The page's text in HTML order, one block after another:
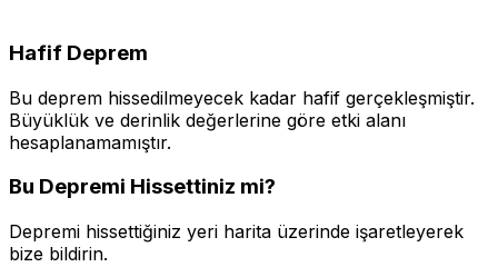
Hafif Deprem
Bu deprem hissedilmeyecek kadar hafif gerçekleşmiştir.
Büyüklük ve derinlik değerlerine göre etki alanı
hesaplanamamıştır.
Bu Depremi Hissettiniz mi?
Depremi hissettiğiniz yeri harita üzerinde işaretleyerek
bize bildirin.